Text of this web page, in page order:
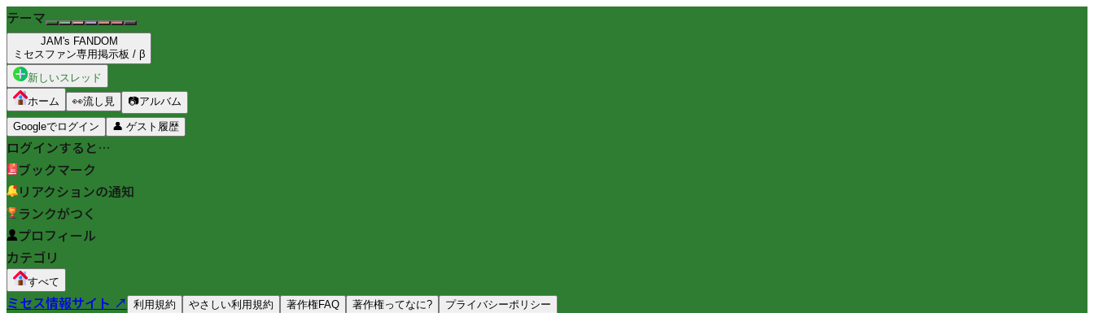
テーマ
JAM's FANDOM
ミセスファン専用掲示板 / β
新しいスレッド
ホーム
👀流し見 📷アルバム
Googleでログイン 👤 ゲスト履歴
ログインすると…
ブックマーク
リアクションの通知
ランクがつく
プロフィール
カテゴリ
すべて
ミセス情報サイト ↗ 利用規約 やさしい利用規約 著作権FAQ 著作権ってなに? プライバシーポリシー